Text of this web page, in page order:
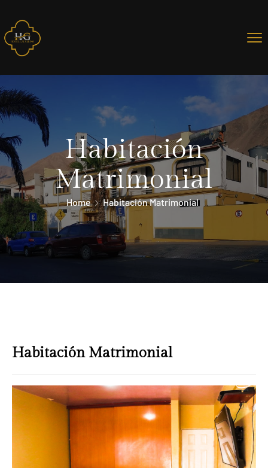
Habitación
Matrimonial
Home Habitación Matrimonial
Habitación Matrimonial